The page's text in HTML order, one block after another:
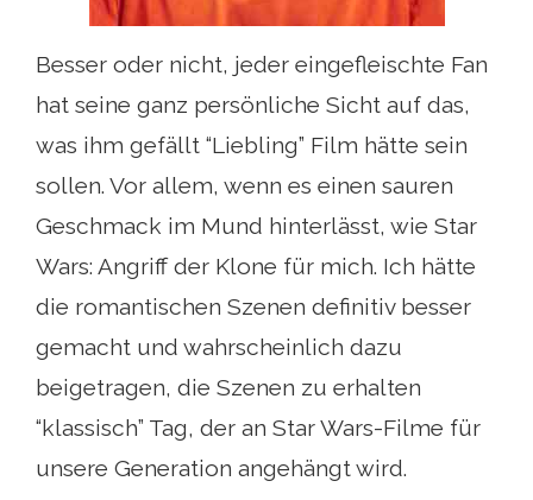
Besser oder nicht, jeder eingefleischte Fan
hat seine ganz persönliche Sicht auf das,
was ihm gefällt “Liebling” Film hätte sein
sollen. Vor allem, wenn es einen sauren
Geschmack im Mund hinterlässt, wie Star
Wars: Angriff der Klone für mich. Ich hätte
die romantischen Szenen definitiv besser
gemacht und wahrscheinlich dazu
beigetragen, die Szenen zu erhalten
“klassisch” Tag, der an Star Wars-Filme für
unsere Generation angehängt wird.